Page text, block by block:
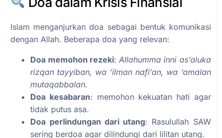
Islam menganjurkan doa sebagai bentuk komunikasi
dengan Allah. Beberapa doa yang relevan:
Doa memohon rezeki:Allahumma inni as’aluka
rizqan tayyiban, wa ‘ilman nafi’an, wa ‘amalan
mutaqabbalan.
Doa kesabaran: memohon kekuatan hati agar
tidak putus asa.
Doa perlindungan dari utang: Rasulullah SAW
sering berdoa agar dilindungi dari lilitan utang.